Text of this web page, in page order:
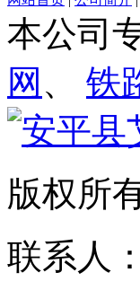
本公司
网 、 铁
版权所
联系人